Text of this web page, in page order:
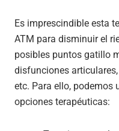
Es imprescindible esta
ATM para disminuir el
posibles puntos gatillo
disfunciones
etc. Para ello, podemos
opciones terapéuticas: